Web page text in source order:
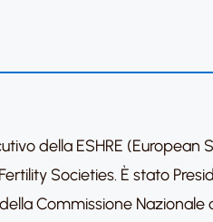
della ESHRE
Societies. È stato
Commissione Nazionale